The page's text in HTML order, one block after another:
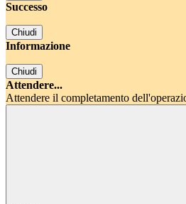
Successo
Chiudi
Informazione
Chiudi
Attendere...
Attendere il completamento